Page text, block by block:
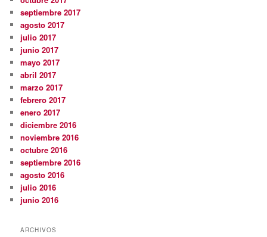
septiembre 2017
agosto 2017
julio 2017
junio 2017
mayo 2017
abril 2017
marzo 2017
febrero 2017
enero 2017
diciembre 2016
noviembre 2016
octubre 2016
septiembre 2016
agosto 2016
julio 2016
junio 2016
ARCHIVOS